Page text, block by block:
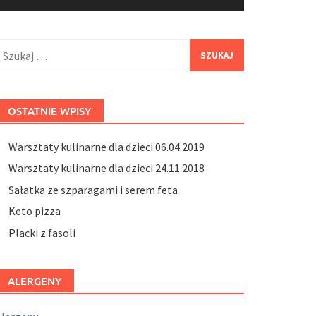
OSTATNIE WPISY
Warsztaty kulinarne dla dzieci 06.04.2019
Warsztaty kulinarne dla dzieci 24.11.2018
Sałatka ze szparagami i serem feta
Keto pizza
Placki z fasoli
ALERGENY